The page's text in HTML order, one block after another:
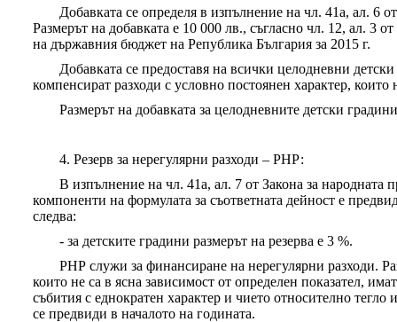
Добавката се определя в изпълнение на чл. 41а, ал. 6
Размерът на добавката е 10 000 лв., съгласно чл. 12, ал. 3
на държавния бюджет на Република България за 2015 г.
Добавката се предоставя на всички целодневни
компенсират разходи с условно постоянен характер, които
Размерът на добавката за целодневните детски
4. Резерв за нерегулярни разходи – РНР:
В изпълнение на чл. 41а, ал. 7 от Закона за народната
компоненти на формулата за съответната дейност е
следва:
- за детските градини размерът на резерва е 3 %.
РНР служи за финансиране на нерегулярни разходи.
които не са в ясна зависимост от определен показател,
събития с еднократен характер и чието относително
се предвиди в началото на годината.